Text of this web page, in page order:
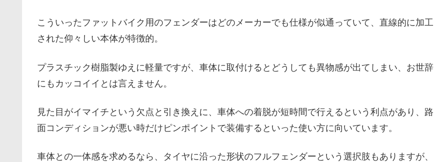
こういったファットバイク用のフェンダーはどのメーカーでも仕様が似通っていて、直線的に加工
された仰々しい本体が特徴的。
プラスチック樹脂製ゆえに軽量ですが、車体に取付けるとどうしても異物感が出てしまい、お世辞
にもカッコイイとは言えません。
見た目がイマイチという欠点と引き換えに、車体への着脱が短時間で行えるという利点があり、路
面コンディションが悪い時だけピンポイントで装備するといった使い方に向いています。
車体との一体感を求めるなら、タイヤに沿った形状のフルフェンダーという選択肢もありますが、